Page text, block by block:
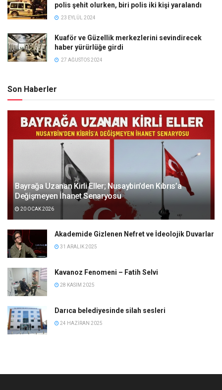
polis şehit olurken, biri polis iki kişi yaralandı
23 EYLÜL 2024
Kuaför ve Güzellik merkezlerini sevindirecek
haber yürürlüğe girdi
27 AĞUSTOS 2024
Son Haberler
Bayrağa Uzanan Kirli Eller; Nusaybin’den Kıbrıs’a
Değişmeyen İhanet Senaryosu
20 OCAK 2026
Akademide Gizlenen Nefret ve İdeolojik Duvarlar
31 ARALIK 2025
Kavanoz Fenomeni – Fatih Selvi
28 KASIM 2025
Darıca belediyesinde silah sesleri
24 HAZIRAN 2025